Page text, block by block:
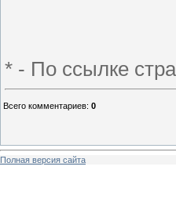
* - По ссылке
Всего комментариев: 0
Полная версия сайта